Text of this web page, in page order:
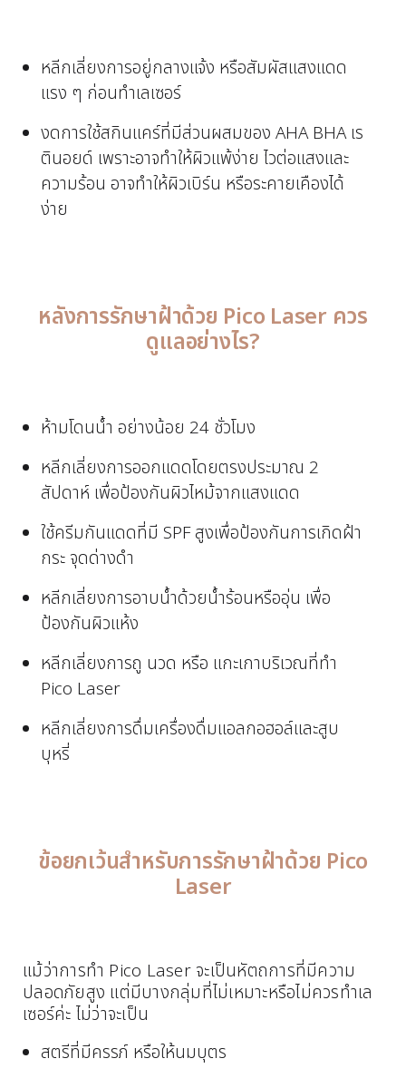
หลีกเลี่ยงการอยู่กลางแจ้ง หรือสัมผัสแสงแดด
แรง ๆ ก่อนทำเลเซอร์
งดการใช้สกินแคร์ที่มีส่วนผสมของ AHA BHA เร
ตินอยด์ เพราะอาจทำให้ผิวแพ้ง่าย ไวต่อแสงและ
ความร้อน อาจทำให้ผิวเบิร์น หรือระคายเคืองได้
ง่าย
หลังการรักษาฝ้าด้วย Pico Laser ควร
ดูแลอย่างไร?
ห้ามโดนน้ำ อย่างน้อย 24 ชั่วโมง
หลีกเลี่ยงการออกแดดโดยตรงประมาณ 2
สัปดาห์ เพื่อป้องกันผิวไหม้จากแสงแดด
ใช้ครีมกันแดดที่มี SPF สูงเพื่อป้องกันการเกิดฝ้า
กระ จุดด่างดำ
หลีกเลี่ยงการอาบน้ำด้วยน้ำร้อนหรืออุ่น เพื่อ
ป้องกันผิวแห้ง
หลีกเลี่ยงการถู นวด หรือ แกะเกาบริเวณที่ทำ
Pico Laser
หลีกเลี่ยงการดื่มเครื่องดื่มแอลกอฮอล์และสูบ
บุหรี่
ข้อยกเว้นสำหรับการรักษาฝ้าด้วย Pico
Laser
แม้ว่าการทำ Pico Laser จะเป็นหัตถการที่มีความ
ปลอดภัยสูง แต่มีบางกลุ่มที่ไม่เหมาะหรือไม่ควรทำเล
เซอร์ค่ะ ไม่ว่าจะเป็น
สตรีที่มีครรภ์ หรือให้นมบุตร